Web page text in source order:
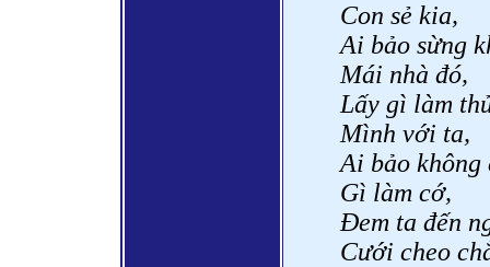
Con sẻ kia,
Ai bảo sừng
Mái nhà đó,
Lấy gì làm
Mình với ta,
Ai bảo không
Gì làm cớ,
Đem ta đến
Cưới cheo